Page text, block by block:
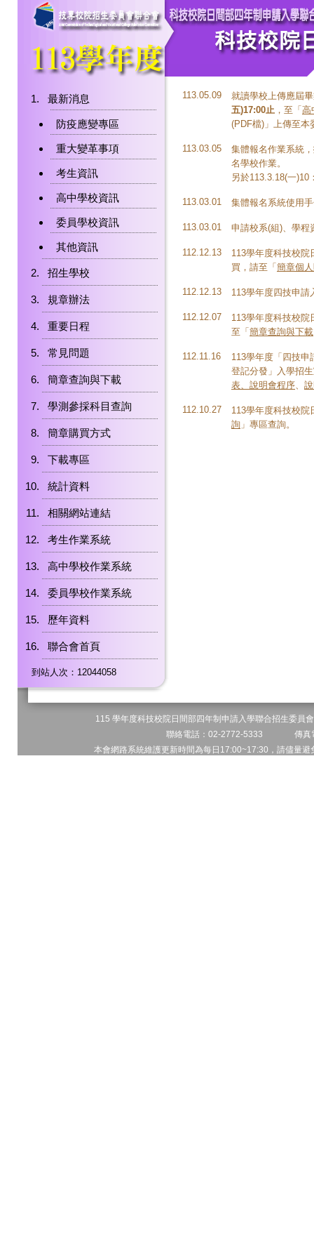
最新消息
防疫應變專區
重大變革事項
考生資訊
高中學校資訊
委員學校資訊
其他資訊
招生學校
規章辦法
重要日程
常見問題
簡章查詢與下載
學測參採科目查詢
簡章購買方式
下載專區
統計資料
相關網站連結
考生作業系統
高中學校作業系統
委員學校作業系統
歷年資料
聯合會首頁
到站人次：12044058
113.05.09
就讀學校上傳應屆
五)17:00止 ，至「 高
(PDF檔)」上傳至本
113.03.05 集體報名作業系統，
名學校作業。
另於113.3.18(一
113.03.01 集體報名系統使用
113.03.01 申請校系(組)、學程
112.12.13
113學年度科技校院
買，請至「 簡章個
112.12.13 113學年度四技申請
112.12.07
113學年度科技校院
至「 簡章查詢與下載
112.11.16
113學年度「四技
登記分發」入學招
表、說明會程序、
112.10.27
113學年度科技校院
詢 」專區查詢。
115 學年度科技校院日間部四年制申請入學聯合招生委
聯絡電話：02-2772-5333 傳
本會網路系統維護更新時間為每日17:00~17:30，請儘量